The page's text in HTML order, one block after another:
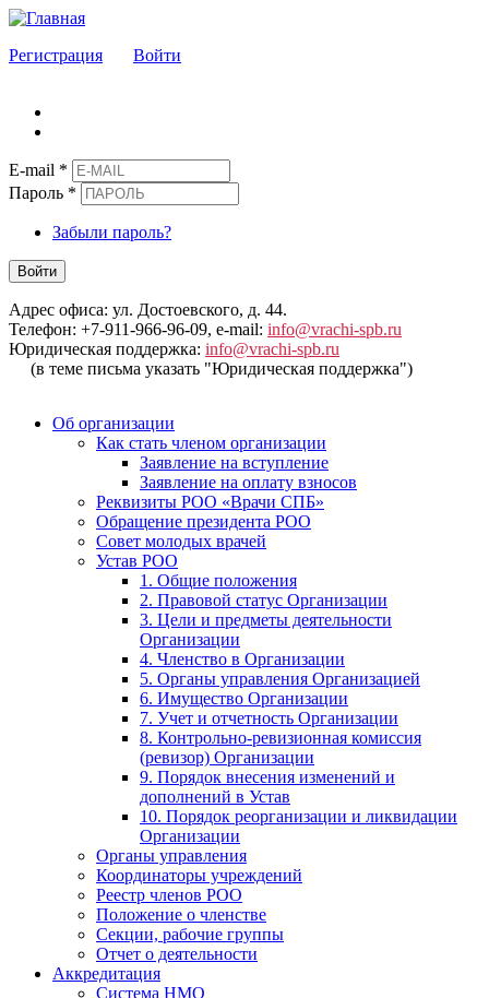
Регистрация Войти
E-mail *
Пароль *
Забыли пароль?
Войти
Адрес офиса: ул. Достоевского, д. 44.
Телефон: +7-911-966-96-09, e-mail: info@vrachi-spb.ru
Юридическая поддержка: info@vrachi-spb.ru
(в теме письма указать "Юридическая поддержка")
Об организации
Как стать членом организации
Заявление на вступление
Заявление на оплату взносов
Реквизиты РОО «Врачи СПБ»
Обращение президента РОО
Совет молодых врачей
Устав РОО
1. Общие положения
2. Правовой статус Организации
3. Цели и предметы деятельности
Организации
4. Членство в Организации
5. Органы управления Организацией
6. Имущество Организации
7. Учет и отчетность Организации
8. Контрольно-ревизионная комиссия
(ревизор) Организации
9. Порядок внесения изменений и
дополнений в Устав
10. Порядок реорганизации и ликвидации
Организации
Органы управления
Координаторы учреждений
Реестр членов РОО
Положение о членстве
Секции, рабочие группы
Отчет о деятельности
Аккредитация
Система НМО